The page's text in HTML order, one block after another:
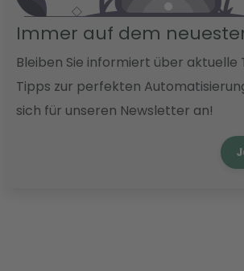
Immer auf dem
Bleiben Sie informiert über aktuelle
Tipps zur perfekten
sich für unseren Newsletter an!